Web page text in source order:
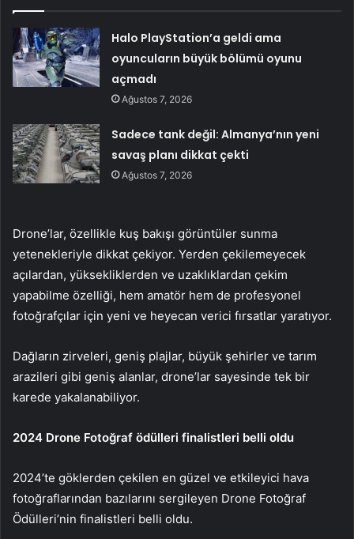
Halo PlayStation’a geldi ama
oyuncuların büyük bölümü oyunu
açmadı
Ağustos 7, 2026
Sadece tank değil: Almanya’nın yeni
savaş planı dikkat çekti
Ağustos 7, 2026
Drone’lar, özellikle kuş bakışı görüntüler sunma
yetenekleriyle dikkat çekiyor. Yerden çekilemeyecek
açılardan, yüksekliklerden ve uzaklıklardan çekim
yapabilme özelliği, hem amatör hem de profesyonel
fotoğrafçılar için yeni ve heyecan verici fırsatlar yaratıyor.
Dağların zirveleri, geniş plajlar, büyük şehirler ve tarım
arazileri gibi geniş alanlar, drone’lar sayesinde tek bir
karede yakalanabiliyor.
2024 Drone Fotoğraf ödülleri finalistleri belli oldu
2024’te göklerden çekilen en güzel ve etkileyici hava
fotoğraflarından bazılarını sergileyen Drone Fotoğraf
Ödülleri’nin finalistleri belli oldu.